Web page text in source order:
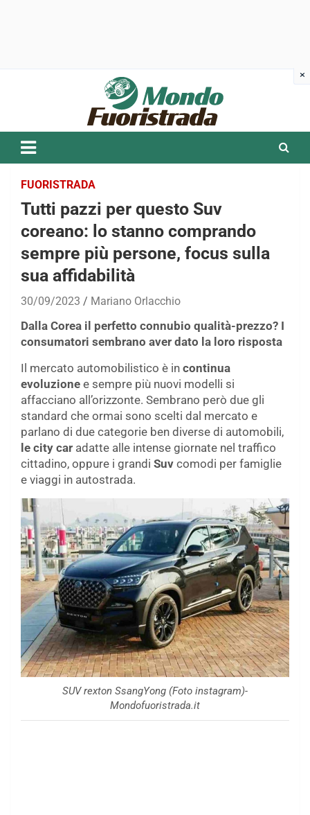
FUORISTRADA
Tutti pazzi per questo Suv
coreano: lo stanno comprando
sempre più persone, focus sulla
sua affidabilità
30/09/2023 Mariano Orlacchio
Dalla Corea il perfetto connubio qualità-prezzo? I
consumatori sembrano aver dato la loro risposta
Il mercato automobilistico è in continua
evoluzione e sempre più nuovi modelli si
affacciano all’orizzonte. Sembrano però due gli
standard che ormai sono scelti dal mercato e
parlano di due categorie ben diverse di automobili,
le city car adatte alle intense giornate nel traffico
cittadino, oppure i grandi Suv comodi per famiglie
e viaggi in autostrada.
SUV rexton SsangYong (Foto instagram)-
Mondofuoristrada.it